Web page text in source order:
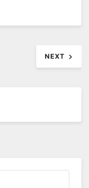
NEXT